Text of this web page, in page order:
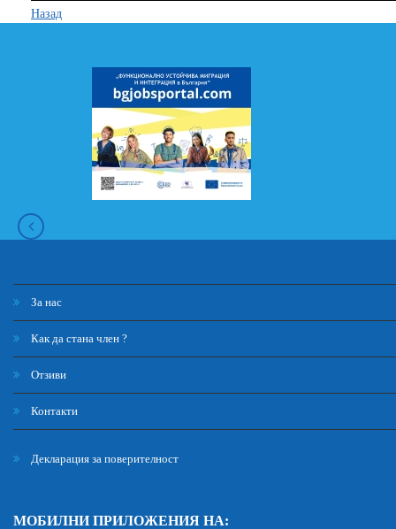
Назад
За нас
Как да стана член ?
Отзиви
Контакти
Декларация за поверителност
МОБИЛНИ ПРИЛОЖЕНИЯ НА: